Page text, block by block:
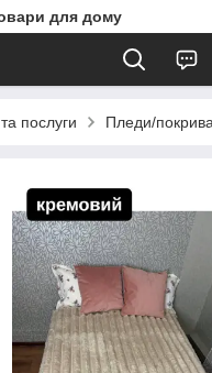
для дому
послуги Пледи/